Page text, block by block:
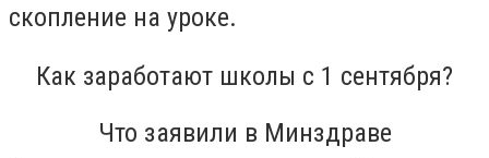
скопление на уроке.
Как заработают школы с 1 сентября?
Что заявили в Минздраве